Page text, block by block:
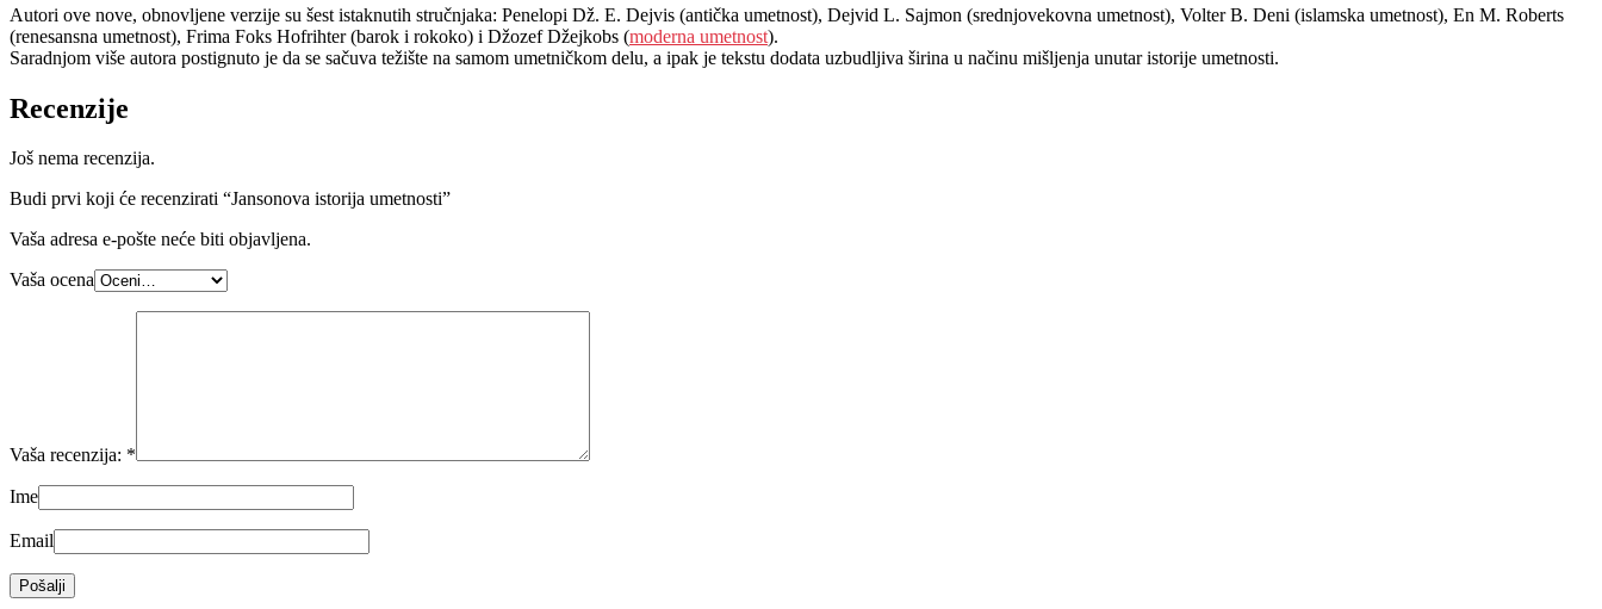
Autori ove nove, obnovljene verzije su šest istaknutih stručnjaka: Penelopi Dž. E. Dejvis (antička umetnost), Dejvid L. Sajmon (srednjovekovna umetnost), Volter B. Deni (islamska umetnost), En M. Roberts
(renesansna umetnost), Frima Foks Hofrihter (barok i rokoko) i Džozef Džejkobs (moderna umetnost).
Saradnjom više autora postignuto je da se sačuva težište na samom umetničkom delu, a ipak je tekstu dodata uzbudljiva širina u načinu mišljenja unutar istorije umetnosti.
Recenzije
Još nema recenzija.
Budi prvi koji će recenzirati “Jansonova istorija umetnosti”
Vaša adresa e-pošte neće biti objavljena.
Vaša ocena
Vaša recenzija: *
Ime
Email